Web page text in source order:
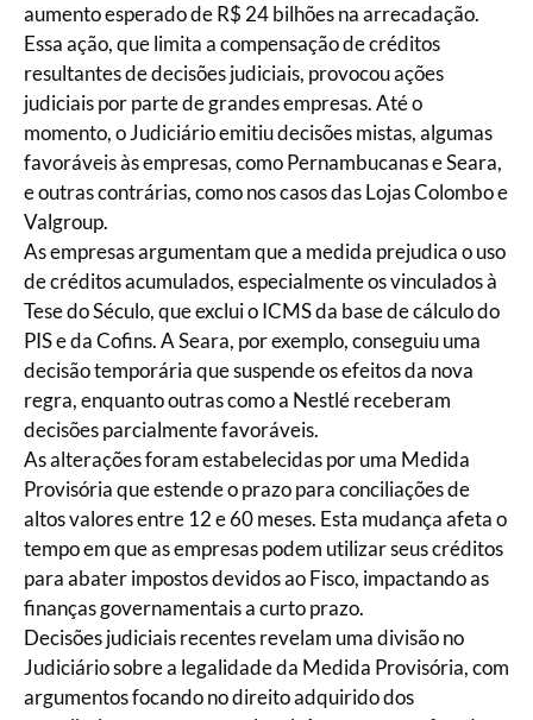
aumento esperado de R$ 24 bilhões na arrecadação.
Essa ação, que limita a compensação de créditos
resultantes de decisões judiciais, provocou ações
judiciais por parte de grandes empresas. Até o
momento, o Judiciário emitiu decisões mistas, algumas
favoráveis às empresas, como Pernambucanas e Seara,
e outras contrárias, como nos casos das Lojas Colombo e
Valgroup.
As empresas argumentam que a medida prejudica o uso
de créditos acumulados, especialmente os vinculados à
Tese do Século, que exclui o ICMS da base de cálculo do
PIS e da Cofins. A Seara, por exemplo, conseguiu uma
decisão temporária que suspende os efeitos da nova
regra, enquanto outras como a Nestlé receberam
decisões parcialmente favoráveis.
As alterações foram estabelecidas por uma Medida
Provisória que estende o prazo para conciliações de
altos valores entre 12 e 60 meses. Esta mudança afeta o
tempo em que as empresas podem utilizar seus créditos
para abater impostos devidos ao Fisco, impactando as
finanças governamentais a curto prazo.
Decisões judiciais recentes revelam uma divisão no
Judiciário sobre a legalidade da Medida Provisória, com
argumentos focando no direito adquirido dos